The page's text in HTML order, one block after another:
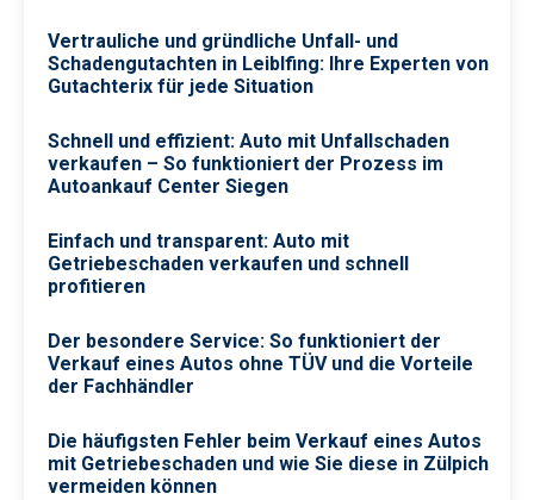
Vertrauliche und gründliche Unfall- und
Schadengutachten in Leiblfing: Ihre Experten von
Gutachterix für jede Situation
Schnell und effizient: Auto mit Unfallschaden
verkaufen – So funktioniert der Prozess im
Autoankauf Center Siegen
Einfach und transparent: Auto mit
Getriebeschaden verkaufen und schnell
profitieren
Der besondere Service: So funktioniert der
Verkauf eines Autos ohne TÜV und die Vorteile
der Fachhändler
Die häufigsten Fehler beim Verkauf eines Autos
mit Getriebeschaden und wie Sie diese in Zülpich
vermeiden können